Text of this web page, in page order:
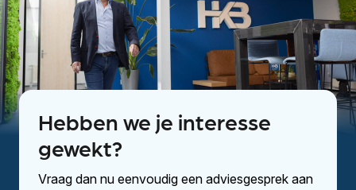
Hebben we je interesse
gewekt?
Vraag dan nu eenvoudig een adviesgesprek aan